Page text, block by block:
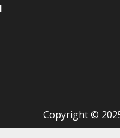
Copyright ©